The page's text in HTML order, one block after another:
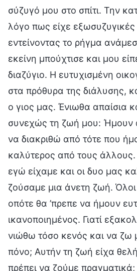
σύζυγό μου στο σπίτι. Την
λόγο πως είχε εξωσυζυγικές
εντείνοντας το ρήγμα
εκείνη μπούχτισε και μου
διαζύγιο. Η ευτυχισμένη
στα πρόθυρα της διάλυσης,
ο γιος μας. Ένιωθα απαίσια
συνεχώς τη ζωή μου: Ήμουν
να διακριθώ από τότε που
καλύτερος από τους
εγώ είχαμε και οι δυο μας
ζούσαμε μια άνετη ζωή.
οπότε θα ’πρεπε να ήμουν
ικανοποιημένος. Γιατί
νιώθω τόσο κενός και να ζω
πόνο; Αυτήν τη ζωή είχα
πρέπει να ζούμε